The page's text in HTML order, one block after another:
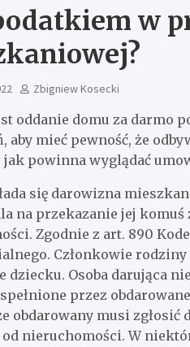
w
Zbigniew Kosecki
oddanie domu za darmo
aby mieć pewność, że
jak powinna wyglądać
się darowizna
na przekazanie jej komuś
Zgodnie z art. 890
Członkowie
dziecku. Osoba darująca
przez
obdarowany musi
nieruchomości. W